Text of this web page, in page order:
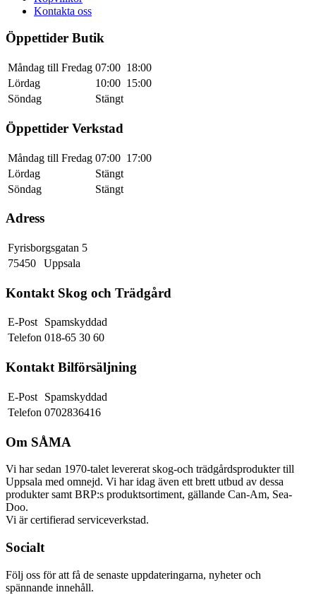
Kontakta oss
Öppettider Butik
Måndag till Fredag 07:00 18:00
Lördag
10:00 15:00
Söndag
Stängt
Öppettider Verkstad
Måndag till Fredag 07:00 17:00
Lördag
Stängt
Söndag
Stängt
Adress
Fyrisborgsgatan 5
75450
Uppsala
Kontakt Skog och Trädgård
E-Post
Spamskyddad
Telefon 018-65 30 60
Kontakt Bilförsäljning
E-Post
Spamskyddad
Telefon 0702836416
Om SÅMA
Vi har sedan 1970-talet levererat skog-och trädgårdsprodukter till
Uppsala med omnejd. Vi har idag även ett brett utbud av dessa
produkter samt BRP:s produktsortiment, gällande Can-Am, Sea-
Doo.
Vi är certifierad serviceverkstad.
Socialt
Följ oss för att få de senaste uppdateringarna, nyheter och
spännande innehåll.